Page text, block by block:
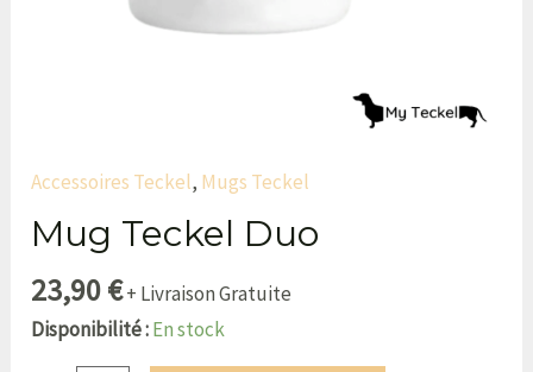
Accessoires Teckel, Mugs Teckel
Mug Teckel Duo
23,90€+ Livraison Gratuite
Disponibilité :En stock